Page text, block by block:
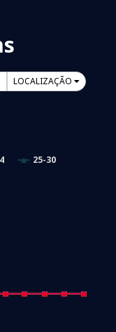
LOCALIZAÇÃO
25-30